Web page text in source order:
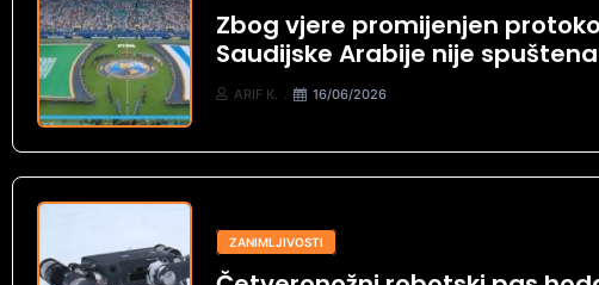
Zbog vjere promijenjen
Saudijske Arabije nije
ARIF K. 16/06/2026
ZANIMLJIVOSTI